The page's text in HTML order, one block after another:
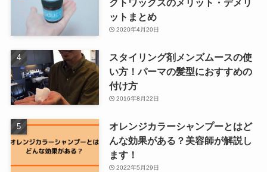
クトワックスのメリット・デメリ
ットまとめ
2020年4月20日
スタイリング剤メンズムースの使
い方！パーマの髪型におすすめの
付け方
2016年8月22日
オレンジカラーシャンプーとはど
んな効果がある？美容師が解説し
ます！
2022年5月29日